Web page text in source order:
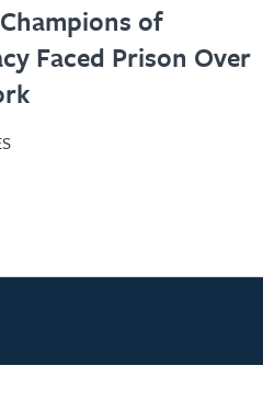
of
Faced Prison Over